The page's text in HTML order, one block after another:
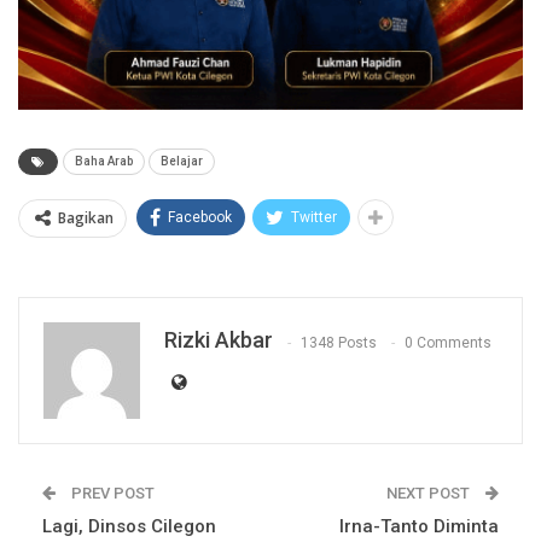
Baha Arab Belajar
Bagikan Facebook Twitter
Rizki Akbar 1348 Posts 0 Comments
PREV POST
Lagi, Dinsos Cilegon
NEXT POST
Irna-Tanto Diminta